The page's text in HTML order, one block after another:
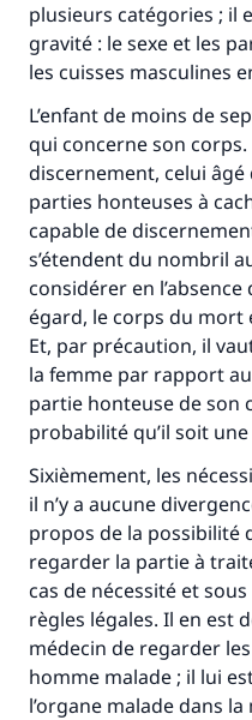
plusieurs catégories ; il
gravité : le sexe et les
les cuisses masculines
L’enfant de moins de
qui concerne son corps.
discernement, celui âgé
parties honteuses à
capable de
s’étendent du nombril
considérer en
égard, le corps du mort
Et, par précaution, il
la femme par rapport
partie honteuse de son
probabilité qu’il soit
Sixièmement, les
il n’y a aucune
propos de la possibilité
regarder la partie à
cas de nécessité et
règles légales. Il en est
médecin de regarder
homme malade ; il lui
l’organe malade dans